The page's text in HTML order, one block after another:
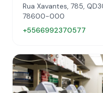
Rua Xavantes, 785,
78600-000
+5566992370577